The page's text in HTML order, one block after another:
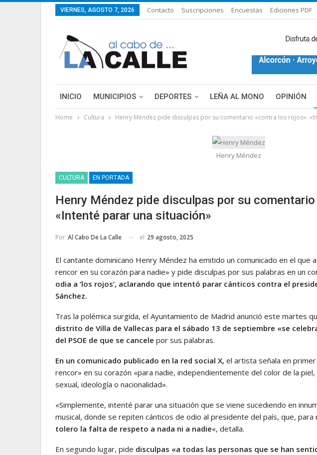
VIERNES, AGOSTO 7, 2026 Contacto Suscripciones Encuestas Ediciones PDF
INICIO MUNICIPIOS DEPORTES LEÑA AL MONO OPINIÓN
Home Cultura Henry Méndez pide disculpas por su comentario «contra los rojos»:
Henry Méndez
CULTURA EN PORTADA
Henry Méndez pide disculpas por su
«Intenté parar una situación»
Por Al Cabo De La Calle el 29 agosto, 2025
El cantante dominicano Henry Méndez ha emitido un comunicado en el que
rencor en su corazón para nadie» y pide disculpas por sus palabras en un
odia a ‘los rojos’, aclarando que intentó parar cánticos contra el
Sánchez.
Tras la polémica surgida, el Ayuntamiento de Madrid anunció este martes
distrito de Villa de Vallecas para el sábado 13 de septiembre «se
del PSOE de que se cancele por sus palabras.
En un comunicado publicado en la red social X, el artista señala en
rencor» en su corazón «para nadie, independientemente del color de la
sexual, ideología o nacionalidad».
«Simplemente, intenté parar una situación que se viene sucediendo en
musical, donde se repiten cánticos de odio al presidente del país, que,
tolero la falta de respeto a nada ni a nadie«, detalla.
En segundo lugar, pide disculpas «a todas las personas que se han